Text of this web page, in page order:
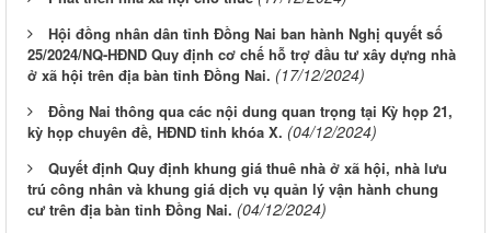
Hội đồng nhân dân tỉnh Đồng Nai ban hành Nghị quyết số
25/2024/NQ-HĐND Quy định cơ chế hỗ trợ đầu tư xây dựng nhà
ở xã hội trên địa bàn tỉnh Đồng Nai. (17/12/2024)
Đồng Nai thông qua các nội dung quan trọng tại Kỳ họp 21,
kỳ họp chuyên đề, HĐND tỉnh khóa X. (04/12/2024)
Quyết định Quy định khung giá thuê nhà ở xã hội, nhà lưu
trú công nhân và khung giá dịch vụ quản lý vận hành chung
cư trên địa bàn tỉnh Đồng Nai. (04/12/2024)
LỊCH CÔNG TÁC CỦA LÃNH ĐẠO SỞ XÂY DỰNG (Từ ngày